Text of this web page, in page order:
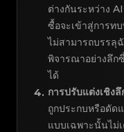
ต่างกันระหว่าง
ซื้อจะเข้าสู่การท
ไม่สามารถบรรลุ
พิจารณาอย่างลึก
ได้
4. การปรับแต่งเชิง
ถูกประกบหรือดัด
แบบเฉพาะนั้นไม่